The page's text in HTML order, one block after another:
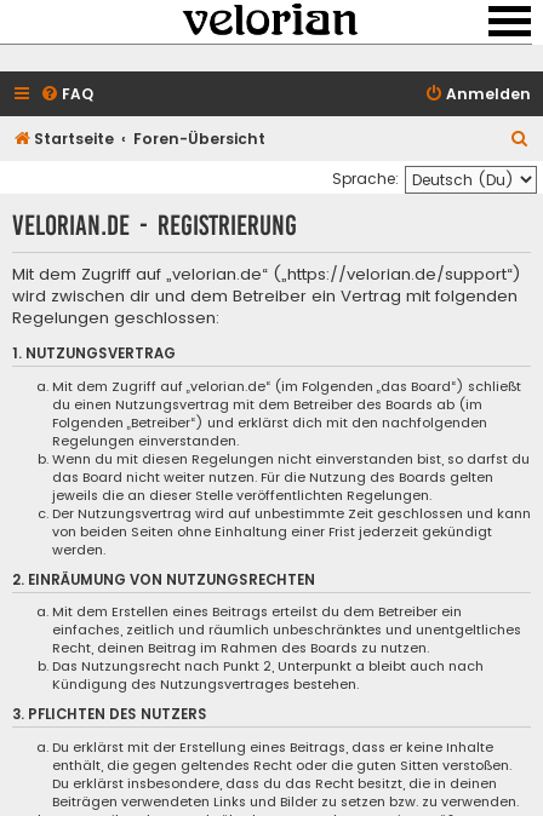
FAQ Anmelden
Startseite Foren-Übersicht
u
c
Sprache:
velorian.de - Registrierung
Mit dem Zugriff auf „velorian.de“ („https://velorian.de/support“)
wird zwischen dir und dem Betreiber ein Vertrag mit folgenden
Regelungen geschlossen:
1. NUTZUNGSVERTRAG
Mit dem Zugriff auf „velorian.de“ (im Folgenden „das Board“) schließt
du einen Nutzungsvertrag mit dem Betreiber des Boards ab (im
Folgenden „Betreiber“) und erklärst dich mit den nachfolgenden
Regelungen einverstanden.
Wenn du mit diesen Regelungen nicht einverstanden bist, so darfst du
das Board nicht weiter nutzen. Für die Nutzung des Boards gelten
jeweils die an dieser Stelle veröffentlichten Regelungen.
Der Nutzungsvertrag wird auf unbestimmte Zeit geschlossen und kann
von beiden Seiten ohne Einhaltung einer Frist jederzeit gekündigt
werden.
2. EINRÄUMUNG VON NUTZUNGSRECHTEN
Mit dem Erstellen eines Beitrags erteilst du dem Betreiber ein
einfaches, zeitlich und räumlich unbeschränktes und unentgeltliches
Recht, deinen Beitrag im Rahmen des Boards zu nutzen.
Das Nutzungsrecht nach Punkt 2, Unterpunkt a bleibt auch nach
Kündigung des Nutzungsvertrages bestehen.
3. PFLICHTEN DES NUTZERS
Du erklärst mit der Erstellung eines Beitrags, dass er keine Inhalte
enthält, die gegen geltendes Recht oder die guten Sitten verstoßen.
Du erklärst insbesondere, dass du das Recht besitzt, die in deinen
Beiträgen verwendeten Links und Bilder zu setzen bzw. zu verwenden.